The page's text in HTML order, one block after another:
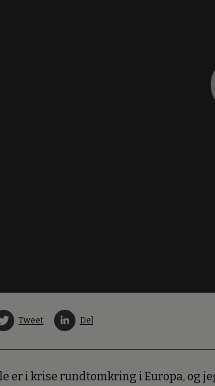
Tweet Del
er i krise rundtomkring i Europa, og